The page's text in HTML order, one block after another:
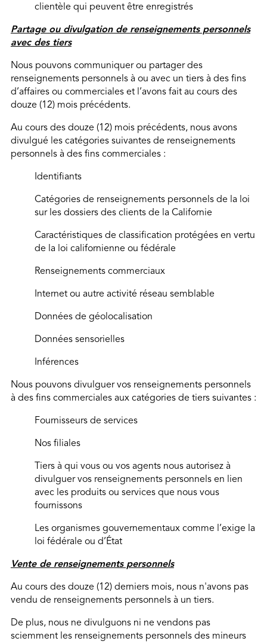
clientèle qui peuvent être enregistrés
Partage ou divulgation de renseignements personnels
avec des tiers
Nous pouvons communiquer ou partager des
renseignements personnels à ou avec un tiers à des fins
d’affaires ou commerciales et l’avons fait au cours des
douze (12) mois précédents.
Au cours des douze (12) mois précédents, nous avons
divulgué les catégories suivantes de renseignements
personnels à des fins commerciales :
Identifiants
Catégories de renseignements personnels de la loi
sur les dossiers des clients de la Californie
Caractéristiques de classification protégées en vertu
de la loi californienne ou fédérale
Renseignements commerciaux
Internet ou autre activité réseau semblable
Données de géolocalisation
Données sensorielles
Inférences
Nous pouvons divulguer vos renseignements personnels
à des fins commerciales aux catégories de tiers suivantes :
Fournisseurs de services
Nos filiales
Tiers à qui vous ou vos agents nous autorisez à
divulguer vos renseignements personnels en lien
avec les produits ou services que nous vous
fournissons
Les organismes gouvernementaux comme l’exige la
loi fédérale ou d’État
Vente de renseignements personnels
Au cours des douze (12) derniers mois, nous n'avons pas
vendu de renseignements personnels à un tiers.
De plus, nous ne divulguons ni ne vendons pas
sciemment les renseignements personnels des mineurs